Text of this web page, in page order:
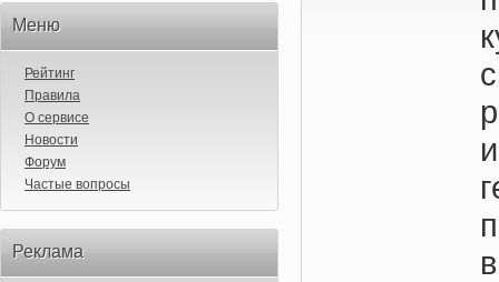
Меню
Рейтинг
Правила
О сервисе
Новости
Форум
Частые вопросы
Реклама